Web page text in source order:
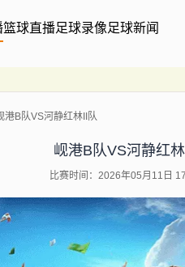
篮球直播足球录像足球新闻
港B队VS河静红林II队
岘港B队VS河静红
比赛时间：2026年05月11日